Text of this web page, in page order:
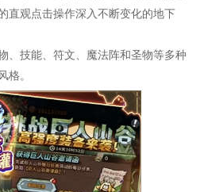
直观点击操作深入不断变化的地下
、技能、符文、魔法阵和圣物等多种
格。